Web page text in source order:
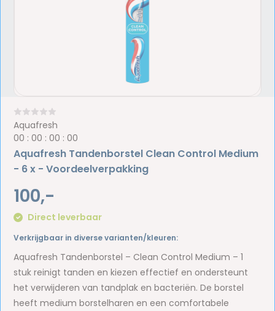
Aquafresh
00 :00 :00 :00
Aquafresh Tandenborstel Clean Control Medium
- 6 x - Voordeelverpakking
100,-
Direct leverbaar
Verkrijgbaar in diverse varianten/kleuren:
Aquafresh Tandenborstel – Clean Control Medium – 1
stuk reinigt tanden en kiezen effectief en ondersteunt
het verwijderen van tandplak en bacteriën. De borstel
heeft medium borstelharen en een comfortabele